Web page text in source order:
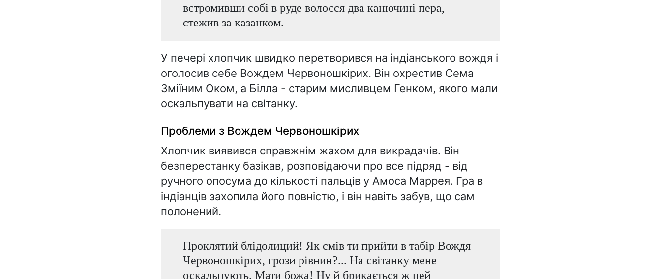
встромивши собі в руде волосся два канючині пера,
стежив за казанком.
У печері хлопчик швидко перетворився на індіанського вождя і
оголосив себе Вождем Червоношкірих. Він охрестив Сема
Зміїним Оком, а Білла - старим мисливцем Генком, якого мали
оскальпувати на світанку.
Проблеми з Вождем Червоношкірих
Хлопчик виявився справжнім жахом для викрадачів. Він
безперестанку базікав, розповідаючи про все підряд - від
ручного опосума до кількості пальців у Амоса Маррея. Гра в
індіанців захопила його повністю, і він навіть забув, що сам
полонений.
Проклятий блідолиций! Як смів ти прийти в табір Вождя
Червоношкірих, грози рівнин?... На світанку мене
оскальпують. Мати божа! Ну й брикається ж цей